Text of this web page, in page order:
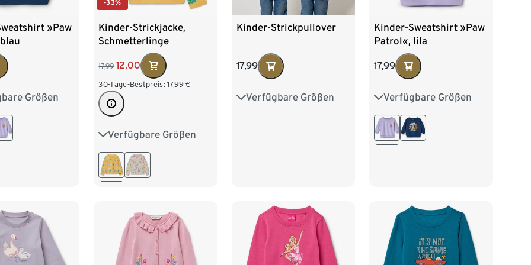
»Paw
Größen
98/104
122/128
-33%
Kinder-Strickjacke,
Schmetterlinge
17,99 12,00
30-Tage-Bestpreis: 17,99 €
Verfügbare Größen
86/92 98/104
110/116 122/128
Kinder-Strickpullover
17,99
Verfügbare Größen
86/92 98/104
Kinder-Sweatshirt »Paw
Patrol«, lila
17,99
Verfügbare Größen
86/92 98/104
110/116 122/128